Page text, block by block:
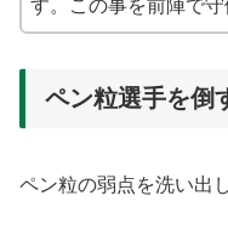
す。この事を前陣で
ペン粒選手を倒
ペン粒の弱点を洗い出